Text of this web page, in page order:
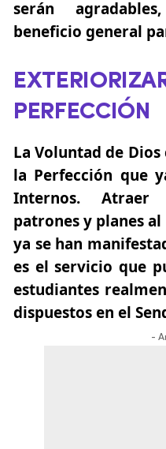
serán
beneficio general
PERFECCIÓN
La Voluntad de
la Perfección que
Internos. Atraer
patrones y planes
ya se han
es el servicio que
estudiantes
dispuestos en el
-